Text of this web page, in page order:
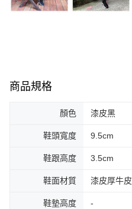
商品規格
顏色 漆皮黑
鞋頭寬度 9.5cm
鞋跟高度 3.5cm
鞋面材質 漆皮厚牛皮
鞋墊高度 -